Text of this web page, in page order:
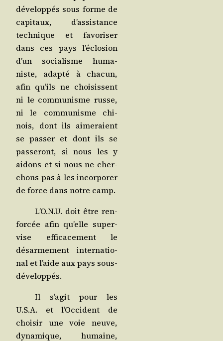
déve­lop­pés sous forme de
capi­taux, d’as­sis­tance
tech­nique et favo­ri­ser
dans ces pays l’é­clo­sion
d’un socia­lisme huma­
niste, adap­té à cha­cun,
afin qu’ils ne choi­sissent
ni le com­mu­nisme russe,
ni le com­mu­nisme chi­
nois, dont ils aime­raient
se pas­ser et dont ils se
pas­se­ront, si nous les y
aidons et si nous ne cher­
chons pas à les incor­po­rer
de force dans notre camp.
L’O.N.U. doit être ren­
for­cée afin qu’elle super­
vise effi­ca­ce­ment le
désar­me­ment inter­na­tio­
nal et l’aide aux pays sous-
développés.
Il s’a­git pour les
U.S.A. et l’Oc­ci­dent de
choi­sir une voie neuve,
dyna­mique, humaine,